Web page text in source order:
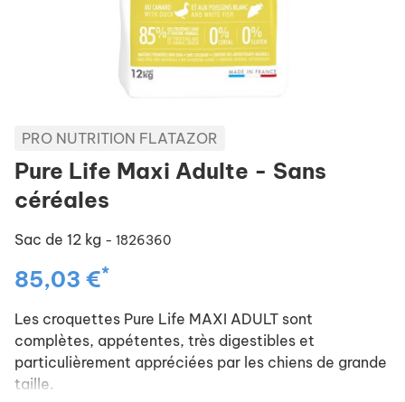
PRO NUTRITION FLATAZOR
Pure Life Maxi Adulte - Sans
céréales
Sac de 12 kg - 1826360
85,03 €*
Les croquettes Pure Life MAXI ADULT sont
complètes, appétentes, très digestibles et
particulièrement appréciées par les chiens de grande
taille.